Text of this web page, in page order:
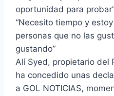
oportunidad para
“Necesito tiempo y
personas que no las
gustando”
Alí Syed, propietario del
ha concedido unas
a GOL NOTICIAS,